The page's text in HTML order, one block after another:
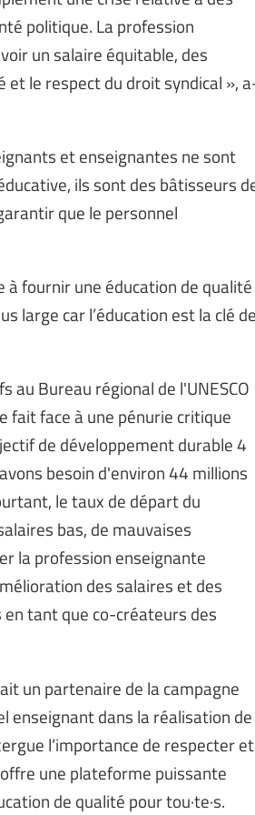
politique. La profession
un salaire équitable, des
le respect du droit syndical »,
et enseignantes ne sont
ils sont des bâtisseurs
que le personnel
à fournir une éducation de qualité
large car l’éducation est la clé de
au Bureau régional de l'UNESCO
fait face à une pénurie critique
de développement durable 4
besoin d'environ 44 millions
le taux de départ du
bas, de mauvaises
la profession enseignante
des salaires et des
tant que co-créateurs des
un partenaire de la campagne
enseignant dans la réalisation de
l’importance de respecter et
une plateforme puissante
de qualité pour tou·te·s.